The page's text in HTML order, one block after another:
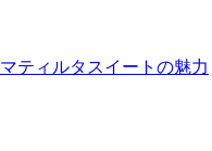
マティルタスイートの魅力